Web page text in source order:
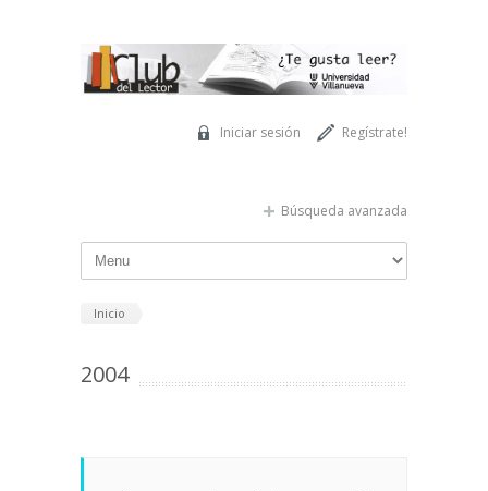
Regístrate!
Iniciar sesión
Búsqueda avanzada
Inicio
2004